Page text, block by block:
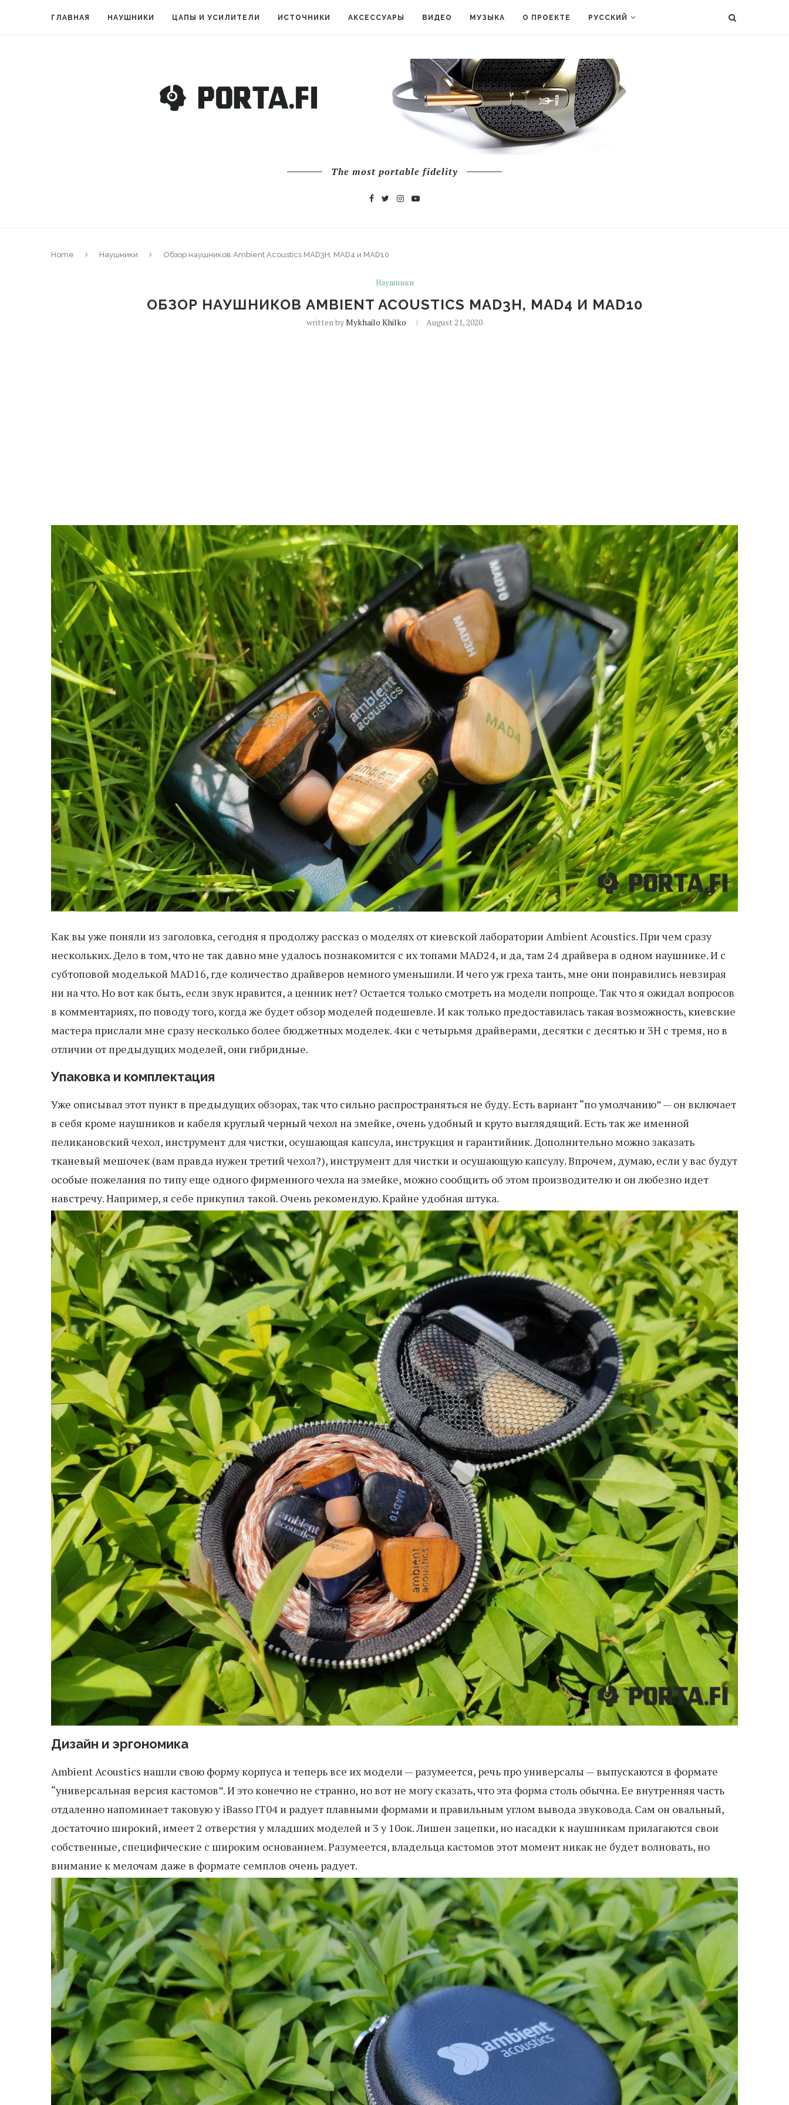
ГЛАВНАЯ НАУШНИКИ ЦАПЫ И УСИЛИТЕЛИ ИСТОЧНИКИ АКСЕССУАРЫ ВИДЕО МУЗЫКА О ПРОЕКТЕ РУССКИЙ
The most portable fidelity
Home Наушники Обзор наушников Ambient Acoustics MAD3H, MAD4 и MAD10
Наушники
ОБЗОР НАУШНИКОВ AMBIENT ACOUSTICS MAD3H, MAD4 И MAD10
written byMykhailo Khilko August 21, 2020
Как вы уже поняли из заголовка, сегодня я продолжу рассказ о моделях от киевской лаборатории Ambient Acoustics. При чем сразу
нескольких. Дело в том, что не так давно мне удалось познакомится с их топами MAD24, и да, там 24 драйвера в одном наушнике. И с
субтоповой моделькой MAD16, где количество драйверов немного уменьшили. И чего уж греха таить, мне они понравились невзирая
ни на что. Но вот как быть, если звук нравится, а ценник нет? Остается только смотреть на модели попроще. Так что я ожидал вопросов
в комментариях, по поводу того, когда же будет обзор моделей подешевле. И как только предоставилась такая возможность, киевские
мастера прислали мне сразу несколько более бюджетных моделек. 4ки с четырьмя драйверами, десятки с десятью и 3H с тремя, но в
отличии от предыдущих моделей, они гибридные.
Упаковка и комплектация
Уже описывал этот пункт в предыдущих обзорах, так что сильно распространяться не буду. Есть вариант “по умолчанию” — он включает
в себя кроме наушников и кабеля круглый черный чехол на змейке, очень удобный и круто выглядящий. Есть так же именной
пеликановский чехол, инструмент для чистки, осушающая капсула, инструкция и гарантийник. Дополнительно можно заказать
тканевый мешочек (вам правда нужен третий чехол?), инструмент для чистки и осушающую капсулу. Впрочем, думаю, если у вас будут
особые пожелания по типу еще одного фирменного чехла на змейке, можно сообщить об этом производителю и он любезно идет
навстречу. Например, я себе прикупил такой. Очень рекомендую. Крайне удобная штука.
Дизайн и эргономика
Ambient Acoustics нашли свою форму корпуса и теперь все их модели — разумеется, речь про универсалы — выпускаются в формате
“универсальная версия кастомов”. И это конечно не странно, но вот не могу сказать, что эта форма столь обычна. Ее внутренняя часть
отдаленно напоминает таковую у iBasso IT04 и радует плавными формами и правильным углом вывода звуковода. Сам он овальный,
достаточно широкий, имеет 2 отверстия у младших моделей и 3 у 10ок. Лишен зацепки, но насадки к наушникам прилагаются свои
собственные, специфические с широким основанием. Разумеется, владельца кастомов этот момент никак не будет волновать, но
внимание к мелочам даже в формате семплов очень радует.